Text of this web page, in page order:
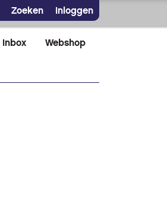
Zoeken Inloggen
Inbox Webshop